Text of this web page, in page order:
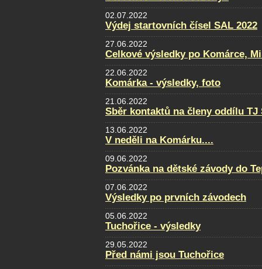
02.07.2022
Výdej startovních čísel SAL 2022
27.06.2022
Celkové výsledky po Komárce,
22.06.2022
Komárka - výsledky, foto
21.06.2022
Sběr kontaktů na členy oddílu TJ
13.06.2022
V neděli na Komárku....
09.06.2022
Pozvánka na dětské závody do
07.06.2022
Výsledky po prvních závodech
05.06.2022
Tuchořice - výsledky
29.05.2022
Před námi jsou Tuchořice